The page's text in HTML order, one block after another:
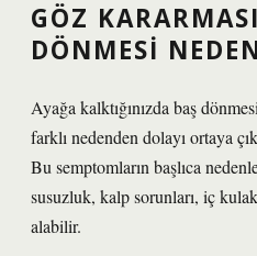
GÖZ
DÖNMESI
Ayağa kalktığınızda baş
farklı nedenden dolayı ortaya
Bu semptomların başlıca
susuzluk, kalp sorunları, iç
alabilir.